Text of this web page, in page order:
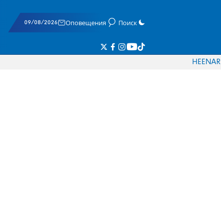
09/08/2026 Оповещения Поиск
HEENAR